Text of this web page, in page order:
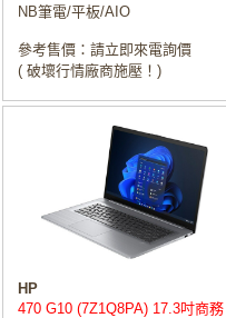
NB筆電/平板/AIO
參考售價：請立即來電詢價
( 破壞行情廠商施壓！)
HP
470 G10 (7Z1Q8PA) 17.3吋商務